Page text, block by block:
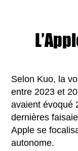
Selon Kuo, la
entre 2023 et
avaient évoqué
dernières
Apple se
autonome.